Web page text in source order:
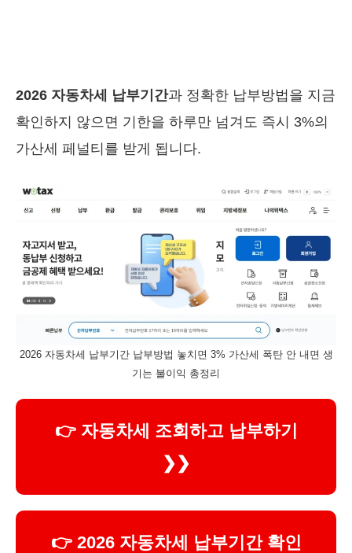
2026 자동차세 납부기간과 정확한 납부방법을 지금
확인하지 않으면 기한을 하루만 넘겨도 즉시 3%의
가산세 페널티를 받게 됩니다.
2026 자동차세 납부기간 납부방법 놓치면 3% 가산세 폭탄 안 내면 생
기는 불이익 총정리
👉 자동차세 조회하고 납부하기
❯❯
👉 2026 자동차세 납부기간 확인